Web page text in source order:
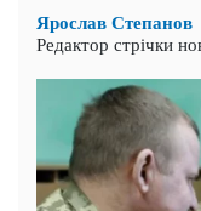
Ярослав Степанов
Редактор стрічки